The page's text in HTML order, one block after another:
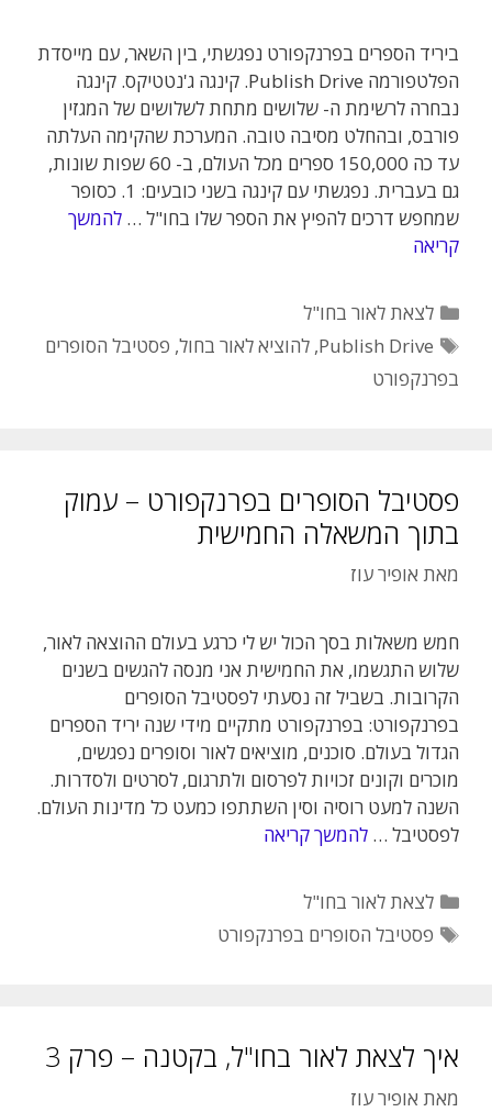
ביריד הספרים בפרנקפורט נפגשתי, בין השאר, עם מייסדת
הפלטפורמה Publish Drive. קינגה ג'נטטיקס. קינגה
נבחרה לרשימת ה- שלושים מתחת לשלושים של המגזין
פורבס, ובהחלט מסיבה טובה. המערכת שהקימה העלתה
עד כה 150,000 ספרים מכל העולם, ב- 60 שפות שונות,
גם בעברית. נפגשתי עם קינגה בשני כובעים: 1. כסופר
שמחפש דרכים להפיץ את הספר שלו בחו"ל … להמשך
קריאה
קטגוריות
לצאת לאור בחו"ל
תגיות
Publish Drive
,להוציא לאור בחול, פסטיבל הסופרים
בפרנקפורט
פסטיבל הסופרים בפרנקפורט – עמוק
בתוך המשאלה החמישית
מאת אופיר עוז
חמש משאלות בסך הכול יש לי כרגע בעולם ההוצאה לאור,
שלוש התגשמו, את החמישית אני מנסה להגשים בשנים
הקרובות. בשביל זה נסעתי לפסטיבל הסופרים
בפרנקפורט: בפרנקפורט מתקיים מידי שנה יריד הספרים
הגדול בעולם. סוכנים, מוציאים לאור וסופרים נפגשים,
מוכרים וקונים זכויות לפרסום ולתרגום, לסרטים ולסדרות.
השנה למעט רוסיה וסין השתתפו כמעט כל מדינות העולם.
לפסטיבל … להמשך קריאה
קטגוריות
לצאת לאור בחו"ל
תגיות
פסטיבל הסופרים בפרנקפורט
איך לצאת לאור בחו"ל, בקטנה – פרק 3
מאת אופיר עוז